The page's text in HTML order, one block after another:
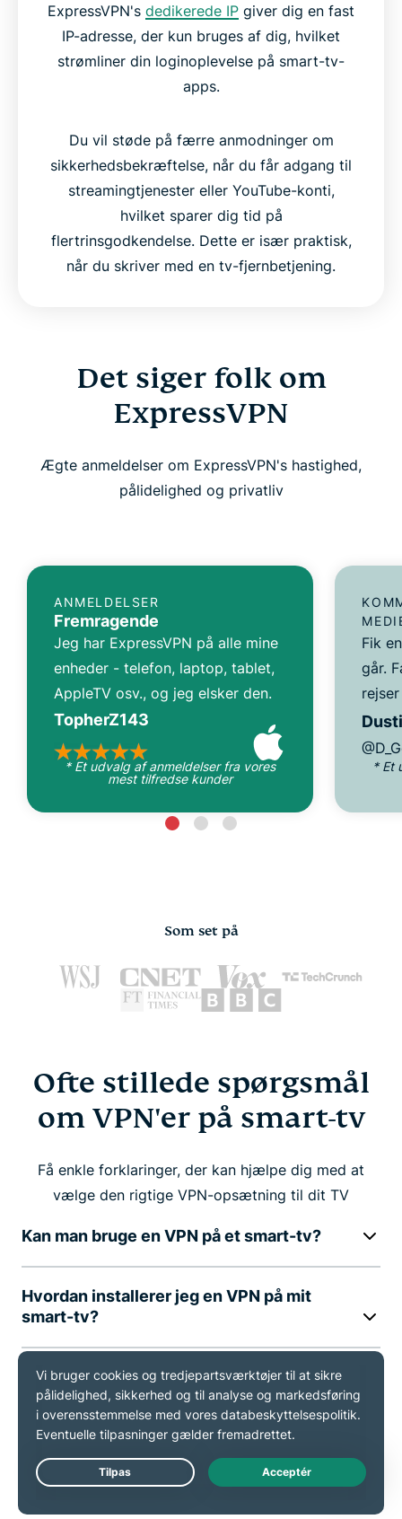
ExpressVPN's dedikerede IP giver dig en fast
IP-adresse, der kun bruges af dig, hvilket
strømliner din loginoplevelse på smart-tv-
apps.
Du vil støde på færre anmodninger om
sikkerhedsbekræftelse, når du får adgang til
streamingtjenester eller YouTube-konti,
hvilket sparer dig tid på
flertrinsgodkendelse. Dette er især praktisk,
når du skriver med en tv-fjernbetjening.
Det siger folk om
ExpressVPN
Ægte anmeldelser om ExpressVPN's hastighed,
pålidelighed og privatliv
ANMELDELSER
Fremragende
Jeg har ExpressVPN på alle mine
enheder - telefon, laptop, tablet,
AppleTV osv., og jeg elsker den.
TopherZ143
* Et udvalg af anmeldelser fra vores
mest tilfredse kunder
Fik
går.
* Et
Som set på
Ofte stillede spørgsmål
om VPN'er på smart-tv
Få enkle forklaringer, der kan hjælpe dig med at
vælge den rigtige VPN-opsætning til dit TV
Kan man bruge en VPN på et smart-tv?
Hvordan installerer jeg en VPN på mit
smart-tv?
Er det sikkert og lovligt at bruge en VPN
på mit tv?
Giver MediaStreamer VPN-lignende
beskyttelse?
Live Chat